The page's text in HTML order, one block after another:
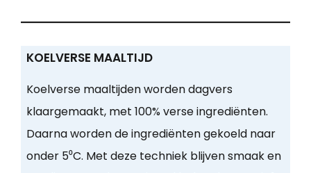
KOELVERSE MAALTIJD
Koelverse maaltijden worden dagvers
klaargemaakt, met 100% verse ingrediënten.
Daarna worden de ingrediënten gekoeld naar
onder 5⁰C. Met deze techniek blijven smaak en